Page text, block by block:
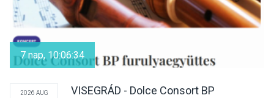
KULTÚRA 2026 AUG 06
Mi a pszichológia, és miért
van rá szükségünk? –
Beszélgetés a Kacsakő
7 nap, 10:06:33
2026 AUG
VISEGRÁD - Dolce Consort BP